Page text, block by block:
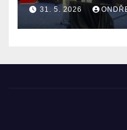
31. 5. 2026